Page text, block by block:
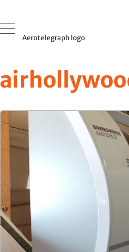
Aerotelegraph logo